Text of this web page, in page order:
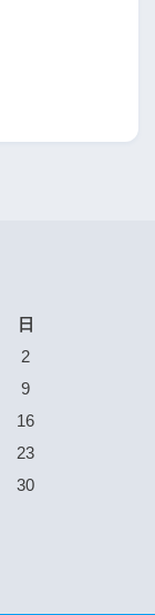
日
2
9
16
23
30